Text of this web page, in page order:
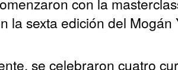
la sexta edición del Mogán
se celebraron cuatro